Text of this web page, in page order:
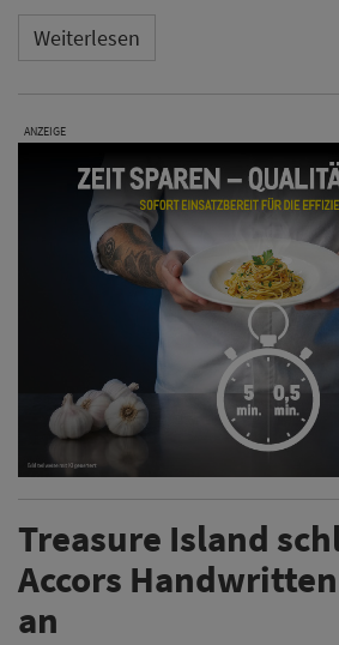
Weiterlesen
ANZEIGE
Treasure Island
Accors
an